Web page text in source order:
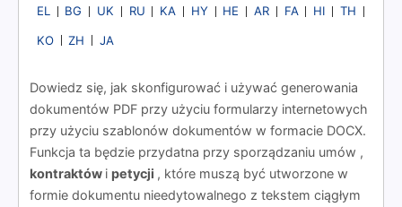
EL BG UK RU KA HY HE AR FA HI TH
KO ZH JA
Dowiedz się, jak skonfigurować i używać generowania
dokumentów PDF przy użyciu formularzy internetowych
przy użyciu szablonów dokumentów w formacie DOCX.
Funkcja ta będzie przydatna przy sporządzaniu umów ,
kontraktów i petycji , które muszą być utworzone w
formie dokumentu nieedytowalnego z tekstem ciągłym